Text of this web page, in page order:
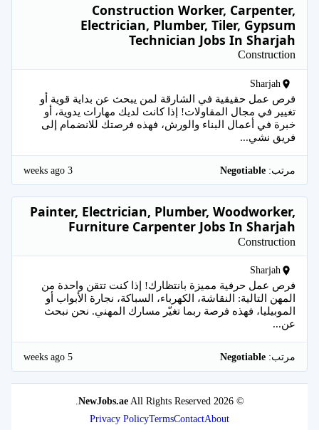
Construction Worker, Carpenter,
Electrician, Plumber, Tiler, Gypsum
Technician Jobs In Sharjah
Construction
Sharjah
فرص عمل حقيقية في الشارقة لمن يبحث عن بداية قوية أو
تغيير في مجال المقاولات! إذا كانت لديك مهارات يدوية، أو
خبرة في أعمال البناء والورش، فهذه فرصتك للانضمام إلى
فريق نشي...
مرتب: 3 weeks ago
Painter, Electrician, Plumber, Woodworker,
Furniture Carpenter Jobs In Sharjah
Construction
Sharjah
فرص عمل حرفية مميزة بانتظارك! إذا كنت تتقن واحدة من
المهن التالية: النقاشة، الكهرباء، السباكة، نجارة الأبواب أو
الموبيليا، فهذه فرصة ربما تغيّر مسارك المهني. نحن نبحث
عن...
مرتب: 5 weeks ago
© 2026
NewJobs.aeAll Rights Reserved.
About
Contact
Terms
Privacy Policy